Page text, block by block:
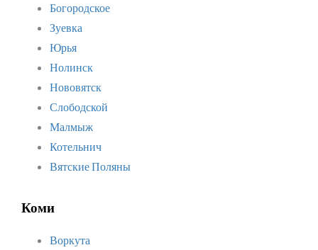
Богородское
Зуевка
Юрья
Нолинск
Нововятск
Слободской
Малмыж
Котельнич
Вятские Поляны
Коми
Воркута